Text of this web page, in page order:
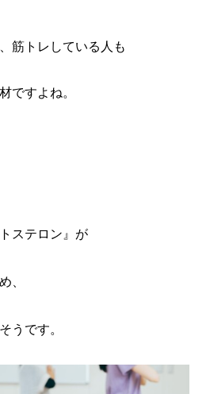
筋トレしている人も
ですよね。
ステロン』が
、
うです。